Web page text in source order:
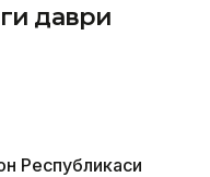
даври
Республикаси